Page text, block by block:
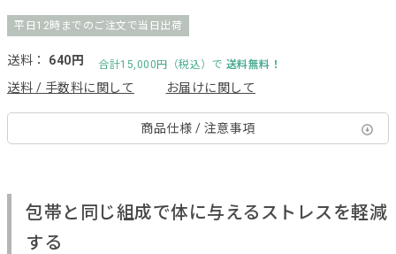
平日12時までのご注文で当日出荷
送料： 640円 合計15,000円（税込）で 送料無料！
送料 / 手数料に関して お届けに関して
商品仕様 / 注意事項
包帯と同じ組成で体に与えるストレスを軽減
する